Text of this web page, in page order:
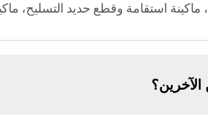
استقامة وقطع حديد التسليح،